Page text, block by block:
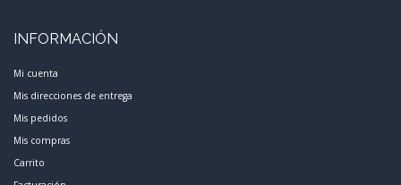
INFORMACIÓN
Mi cuenta
Mis direcciones de entrega
Mis pedidos
Mis compras
Carrito